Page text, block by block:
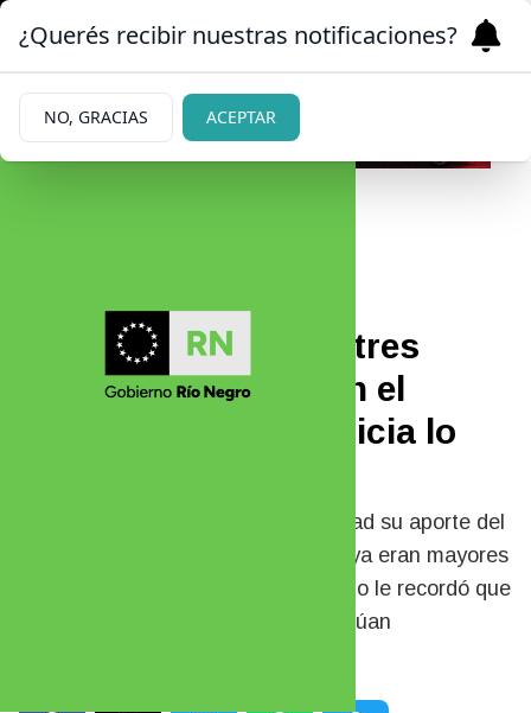
Pidió bajar la cuota
alimentaria por sus tres
hijos, uno estudia en el
exterior pero la Justicia lo
Un padre pretendía reducir a la mitad su aporte del
40 % argumentando que sus hijos ya eran mayores
de edad y estudiaban afuera. El fallo le recordó que
la obligación sigue vigente si continúan
¿Querés recibir nuestras notificaciones?
NO, GRACIAS ACEPTAR